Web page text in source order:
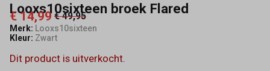
Looxs10sixteen broek Flared
€ 14,99 € 49,95
Merk: Looxs10sixteen
Kleur: Zwart
Dit product is uitverkocht.